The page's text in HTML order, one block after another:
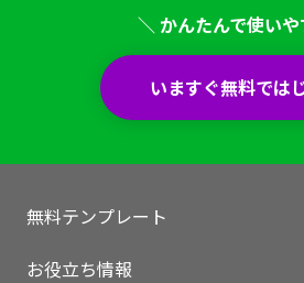
＼ かんたんで使い
いますぐ無料では
無料テンプレート
お役立ち情報